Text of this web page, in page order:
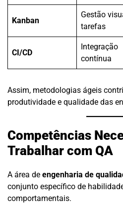
Kanban
Gestão
tarefas
CI/CD
Integração
contínua
Assim, metodologias ágeis
produtividade e qualidade das
Competências
Trabalhar com QA
A área de engenharia de
conjunto específico de
comportamentais.